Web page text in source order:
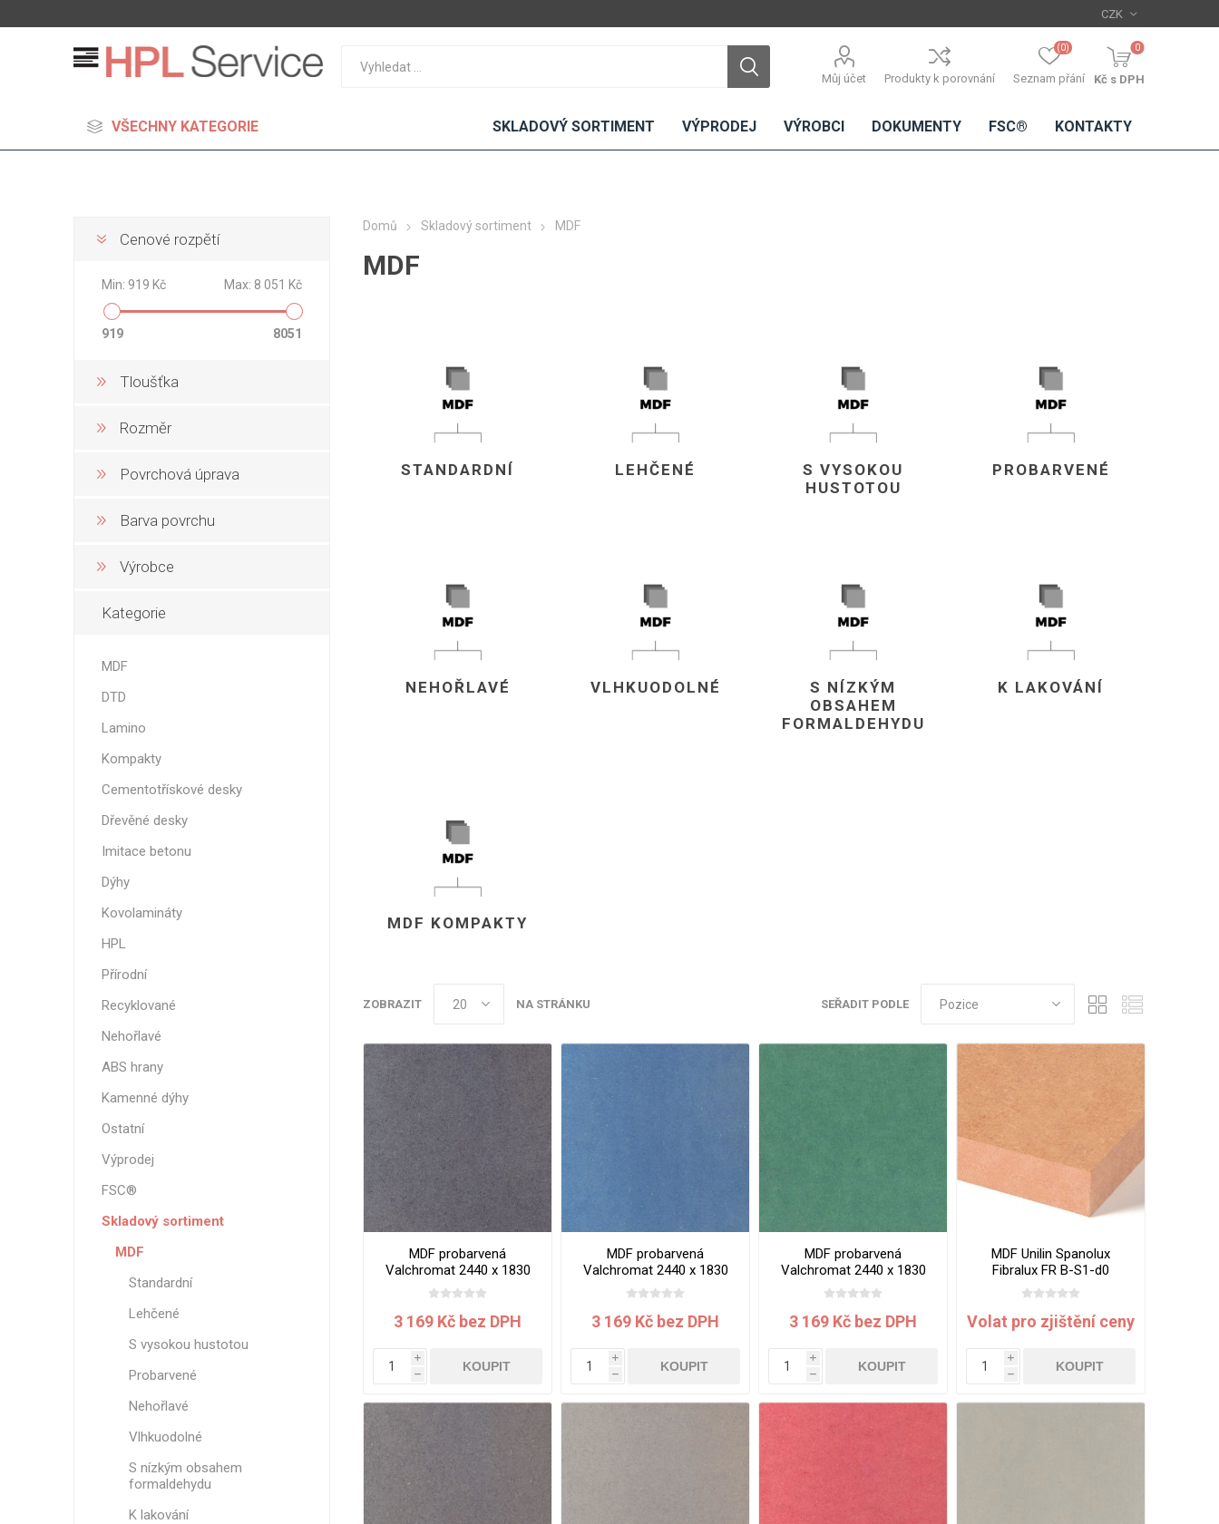
Můj účet Produkty k porovnání Seznam přání
(0) 0
Kč s DPH
VŠECHNY KATEGORIE
MDF
MDF
kompakt
dýhou
poškrábání
Kovolamináty
Probarvené
Bezotiskové
Protitažné
pryskyřicí
kůží
NEHOŘLAVÉ ABS
HRANY
VÝPRODEJ FSC® DOKUMENTY
Planq
Valchromat
Arpa Fenix
Viroc
Pollmeier
SKLADOVÝ SORTIMENT VÝPRODEJ VÝROBCI DOKUMENTY FSC® KONTAKTY
Domů Skladový sortiment MDF
MDF
STANDARDNÍ LEHČENÉ
S VYSOKOU
HUSTOTOU
PROBARVENÉ
NEHOŘLAVÉ VLHKUODOLNÉ
S NÍZKÝM
OBSAHEM
FORMALDEHYDU
K LAKOVÁNÍ
MDF KOMPAKTY
SEŘADIT PODLE
ZOBRAZIT NA STRÁNKU
MDF probarvená
Valchromat 2440 x 1830
x 8 mm Black
3 169 Kč bez DPH
i
h
KOUPIT
MDF probarvená
Valchromat 2440 x 1830
x 8 mm Blue
3 169 Kč bez DPH
i
h
KOUPIT
MDF probarvená
Valchromat 2440 x 1830
x 8 mm Green Mint
3 169 Kč bez DPH
i
h
KOUPIT
MDF Unilin Spanolux
Fibralux FR B-S1-d0
3050x1220x12 mm
Volat pro zjištění ceny
i
h
KOUPIT
Cenové rozpětí
Min: 919 Kč Max: 8 051 Kč
919 8051
Tloušťka
Rozměr
Povrchová úprava
Barva povrchu
Výrobce
Kategorie
MDF
DTD
Lamino
Kompakty
Cementotřískové desky
Dřevěné desky
Imitace betonu
Dýhy
Kovolamináty
HPL
Přírodní
Recyklované
Nehořlavé
ABS hrany
Kamenné dýhy
Ostatní
Výprodej
FSC®
Skladový sortiment
MDF
Standardní
Lehčené
S vysokou hustotou
Probarvené
Nehořlavé
Vlhkuodolné
S nízkým obsahem
formaldehydu
K lakování